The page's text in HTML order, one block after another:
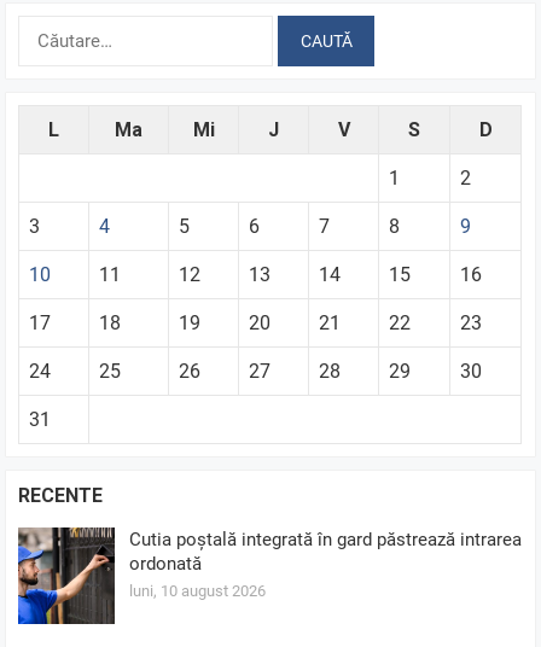
L Ma Mi J V S D
1 2
3 4 5 6 7 8 9
10 11 12 13 14 15 16
17 18 19 20 21 22 23
24 25 26 27 28 29 30
31
RECENTE
Cutia poștală integrată în gard păstrează intrarea
ordonată
luni, 10 august 2026